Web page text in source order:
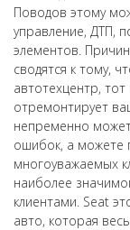
Поводов этому
управление, ДТП,
элементов.
сводятся к тому,
автотехцентр,
отремонтирует
непременно
ошибок, а можете
многоуважаемых
наиболее
клиентами. Seat
авто, которая